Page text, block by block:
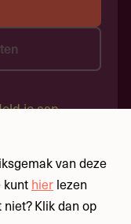
je aan
van deze
kunt hier lezen
Klik dan op